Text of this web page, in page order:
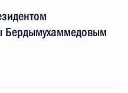
Бердымухаммедовым